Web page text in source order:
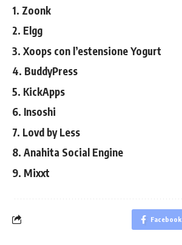
1. Zoonk
2. Elgg
3. Xoops con l’estensione Yogurt
4. BuddyPress
5. KickApps
6. Insoshi
7. Lovd by Less
8. Anahita Social Engine
9. Mixxt
Facebook